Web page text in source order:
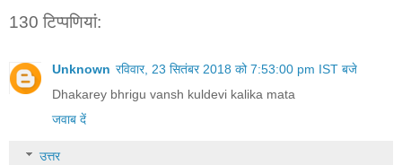
130 टिप्‍पणियां:
Unknown रविवार, 23 सितंबर 2018 को 7:53:00 pm IST बजे
Dhakarey bhrigu vansh kuldevi kalika mata
जवाब दें
उत्तर